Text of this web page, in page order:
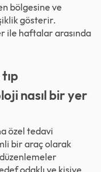
bölgesine ve
gösterir.
ile haftalar arasında
nasıl bir yer
özel tedavi
bir araç olarak
odaklı ve kişiye